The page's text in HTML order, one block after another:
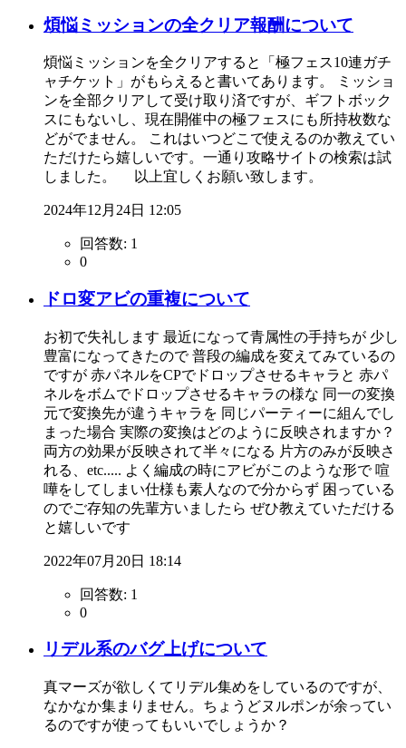
煩悩ミッションの全クリア報酬について
煩悩ミッションを全クリアすると「極フェス10連ガチ
ャチケット」がもらえると書いてあります。 ミッショ
ンを全部クリアして受け取り済ですが、ギフトボック
スにもないし、現在開催中の極フェスにも所持枚数な
どがでません。 これはいつどこで使えるのか教えてい
ただけたら嬉しいです。一通り攻略サイトの検索は試
しました。 以上宜しくお願い致します。
2024年12月24日 12:05
回答数: 1
0
ドロ変アビの重複について
お初で失礼します 最近になって青属性の手持ちが 少し
豊富になってきたので 普段の編成を変えてみているの
ですが 赤パネルをCPでドロップさせるキャラと 赤パ
ネルをボムでドロップさせるキャラの様な 同一の変換
元で変換先が違うキャラを 同じパーティーに組んでし
まった場合 実際の変換はどのように反映されますか？
両方の効果が反映されて半々になる 片方のみが反映さ
れる、etc..... よく編成の時にアビがこのような形で 喧
嘩をしてしまい仕様も素人なので分からず 困っている
のでご存知の先輩方いましたら ぜひ教えていただける
と嬉しいです
2022年07月20日 18:14
回答数: 1
0
リデル系のバグ上げについて
真マーズが欲しくてリデル集めをしているのですが、
なかなか集まりません。ちょうどヌルポンが余ってい
るのですが使ってもいいでしょうか？